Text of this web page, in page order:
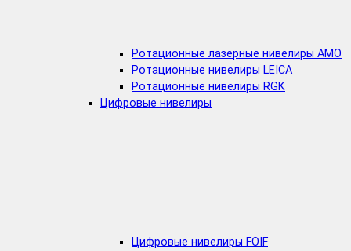
Ротационные лазерные нивелиры AMO
Ротационные нивелиры LEICA
Ротационные нивелиры RGK
Цифровые нивелиры
Цифровые нивелиры FOIF